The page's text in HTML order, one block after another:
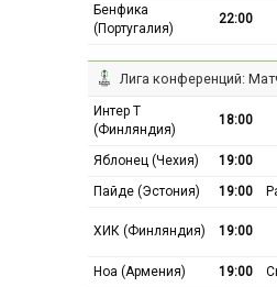
Бенфика
(Португалия)
22:00
Лига конференций:
Интер Т
(Финляндия)
18:00
Яблонец (Чехия)
19:00
Пайде (Эстония)
19:00
ХИК (Финляндия) 19:00
Ноа (Армения)
19:00